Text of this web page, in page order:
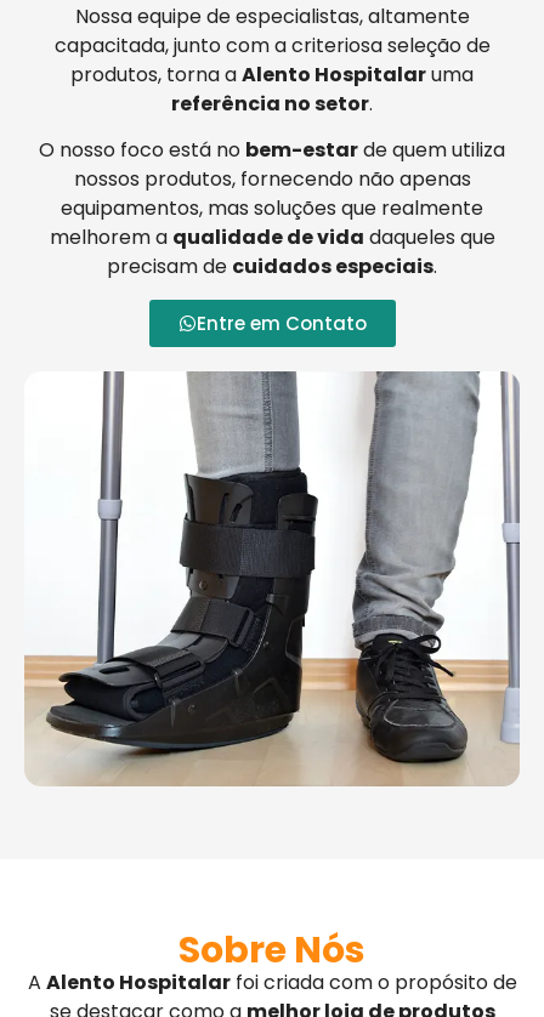
Nossa equipe de especialistas, altamente
capacitada, junto com a criteriosa seleção de
produtos, torna aAlento Hospitalaruma
referência no setor.
O nosso foco está no bem-estarde quem utiliza
nossos produtos, fornecendo não apenas
equipamentos, mas soluções que realmente
melhorem a qualidade de vida daqueles que
precisam de cuidados especiais.
Entre em Contato
Sobre Nós
A Alento Hospitalarfoi criada com o propósito de